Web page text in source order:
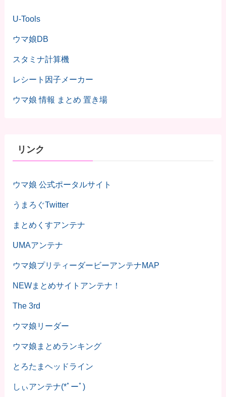
U-Tools
ウマ娘DB
スタミナ計算機
レシート因子メーカー
ウマ娘 情報 まとめ 置き場
リンク
ウマ娘 公式ポータルサイト
うまろぐTwitter
まとめくすアンテナ
UMAアンテナ
ウマ娘プリティーダービーアンテナMAP
NEWまとめサイトアンテナ！
The 3rd
ウマ娘リーダー
ウマ娘まとめランキング
とろたまヘッドライン
しぃアンテナ(*ﾟーﾟ)